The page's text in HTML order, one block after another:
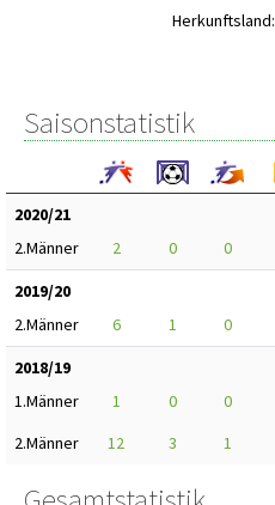
Herkunftsland:
Saisonstatistik
2020/21
2.Männer
2 0 0
2019/20
2.Männer
6 1 0
2018/19
1.Männer
1 0 0
2.Männer
12 3 1